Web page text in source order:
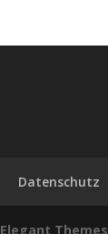
Datenschutz
Elegant Themes